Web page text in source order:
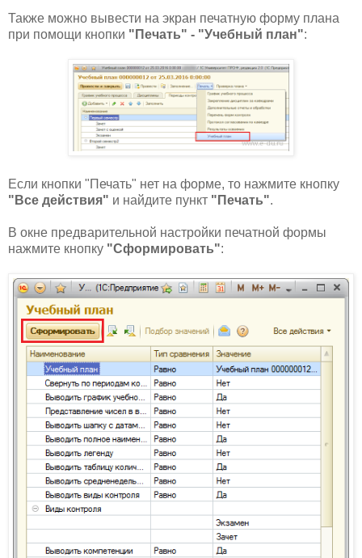
Также можно вывести на экран печатную форму плана
при помощи кнопки "Печать" - "Учебный план":
Если кнопки "Печать" нет на форме, то нажмите кнопку
"Все действия" и найдите пункт "Печать".
В окне предварительной настройки печатной формы
нажмите кнопку "Сформировать":